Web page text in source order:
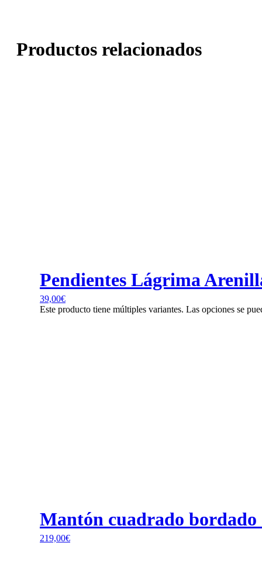
Productos relacionados
Pendientes Lágrima
39,00€
Este producto tiene múltiples variantes. Las opciones se
Mantón cuadrado bordado
219,00€